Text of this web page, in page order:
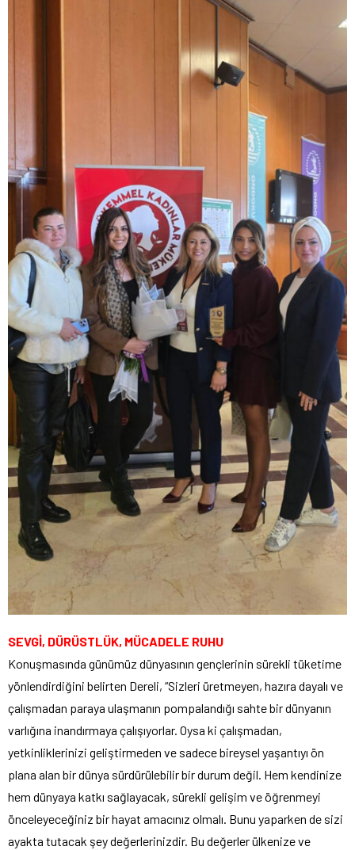
SEVGİ, DÜRÜSTLÜK, MÜCADELE RUHU
Konuşmasında günümüz dünyasının gençlerinin sürekli tüketime
yönlendirdiğini belirten Dereli, “Sizleri üretmeyen, hazıra dayalı ve
çalışmadan paraya ulaşmanın pompalandığı sahte bir dünyanın
varlığına inandırmaya çalışıyorlar. Oysa ki çalışmadan,
yetkinliklerinizi geliştirmeden ve sadece bireysel yaşantıyı ön
plana alan bir dünya sürdürülebilir bir durum değil. Hem kendinize
hem dünyaya katkı sağlayacak, sürekli gelişim ve öğrenmeyi
önceleyeceğiniz bir hayat amacınız olmalı. Bunu yaparken de sizi
ayakta tutacak şey değerlerinizdir. Bu değerler ülkenize ve